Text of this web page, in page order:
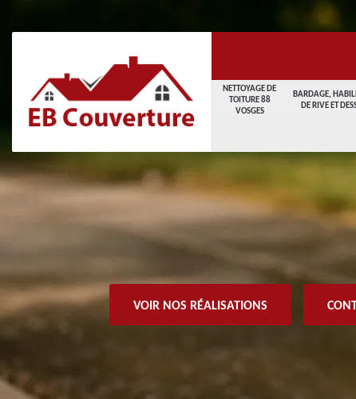
NETTOYAGE DE
TOITURE 88
VOSGES
BARDAGE,
DE RIVE ET
VOIR NOS RÉALISATIONS